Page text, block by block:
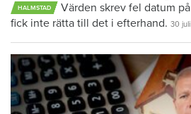
HALMSTAD
Värden skrev fel datum
fick inte rätta till det i efterhand. 30 juli